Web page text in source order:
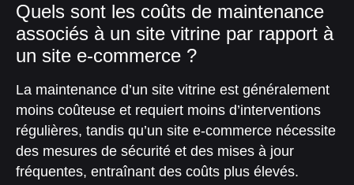
Quels sont les coûts de maintenance
associés à un site vitrine par rapport à
un site e-commerce ?
La maintenance d’un site vitrine est généralement
moins coûteuse et requiert moins d’interventions
régulières, tandis qu’un site e-commerce nécessite
des mesures de sécurité et des mises à jour
fréquentes, entraînant des coûts plus élevés.